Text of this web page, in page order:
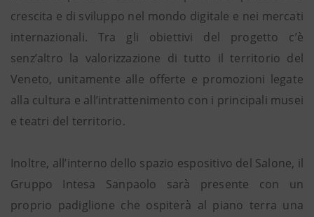
crescita e di sviluppo nel mondo digitale e nei mercati
internazionali. Tra gli obiettivi del progetto c’è
senz’altro la valorizzazione di tutto il territorio del
Veneto, unitamente alle offerte e promozioni legate
alla cultura e all’intrattenimento con i principali musei
e teatri del territorio.
Inoltre, all’interno dello spazio espositivo del Salone, il
Gruppo Intesa Sanpaolo sarà presente con un
proprio padiglione che ospiterà al piano terra una